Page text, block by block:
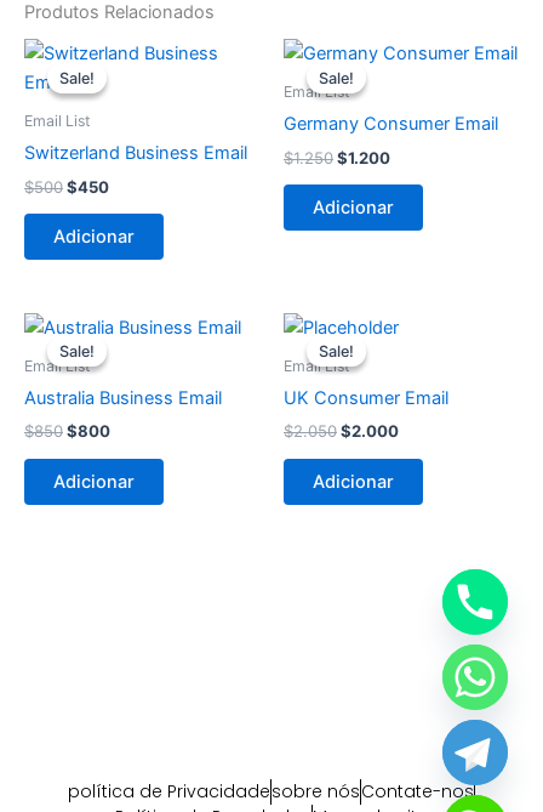
Produtos Relacionados
Sale!
Sale!
Email List
Switzerland Business Email
$500
O
preço
original
$500.
$450
O
Adicionar
Sale!
Sale!
Email List
Germany Consumer Email
$1.250
O
preço
original
$1.250.
$1.200
O
$1.200.
Adicionar
Sale!
Sale!
Email List
Australia Business Email
$850
O
preço
original
$850.
$800
O
$800.
Adicionar
Sale!
Sale!
Email List
UK Consumer Email
$2.050
O
preço
original
$2.050.
$2.000
O
$2.000.
Adicionar
política de Privacidadesobre nósContate-nos